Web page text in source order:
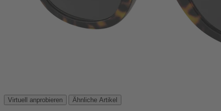
Virtuell anprobieren Ähnliche Artikel